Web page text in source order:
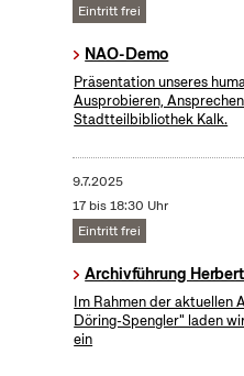
Eintritt frei
NAO-Demo
Präsentation unseres
Ausprobieren,
Stadtteilbibliothek Kalk.
9.7.2025
17 bis 18:30 Uhr
Eintritt frei
Archivführung
Im Rahmen der aktuellen
Döring-Spengler" laden
ein